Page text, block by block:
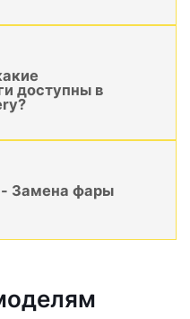
доступны в
Замена фары